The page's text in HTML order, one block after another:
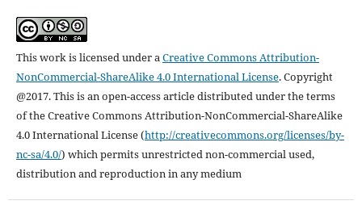
This work is licensed under aCreative Commons Attribution-
NonCommercial-ShareAlike 4.0 International License.Copyright
@2017. This is an open-access article distributed under the terms
of the Creative Commons Attribution-NonCommercial-ShareAlike
4.0 International License (http://creativecommons.org/licenses/by-
nc-sa/4.0/) which permits unrestricted non-commercial used,
distribution and reproduction in any medium